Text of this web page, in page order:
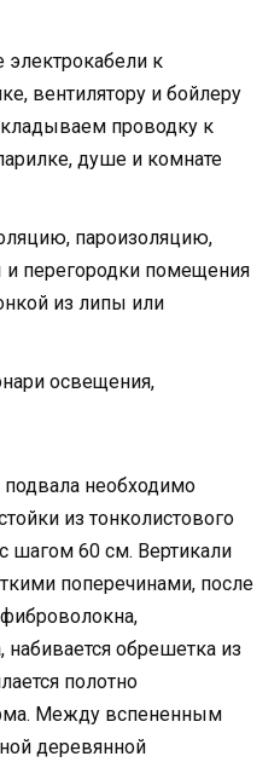
к
вентилятору и бойлеру
проводку к
душе и комнате
пароизоляцию,
перегородки помещения
из липы или
освещения,
подвала необходимо
из тонколистового
шагом 60 см. Вертикали
поперечинами, после
набивается обрешетка из
полотно
Между вспененным
деревянной